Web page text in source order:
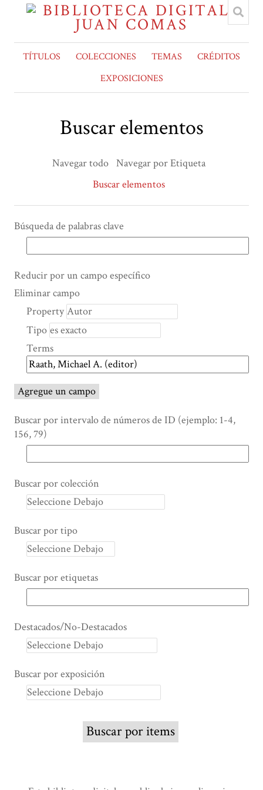
TÍTULOS COLECCIONES TEMAS
CRÉDITOS
EXPOSICIONES
Buscar elementos
Navegar todo Navegar por Etiqueta
Buscar elementos
Búsqueda de palabras clave
Number
rows
"Reducir
por
campo
específico":
1
Reducir por un campo específico
Search Property
Tipo de búsqueda
Términos de búsqueda
Ensamblador de Búsqueda
Eliminar campo
Property
Tipo
Terms
Agregue un campo
Buscar por intervalo de números de ID (ejemplo: 1-4,
156, 79)
Buscar por colección
Buscar por tipo
Buscar por etiquetas
Destacados/No-Destacados
Buscar por exposición